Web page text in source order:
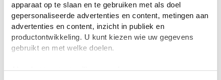
apparaat op te slaan en te gebruiken met als doel
gepersonaliseerde advertenties en content, metingen aan
advertenties en content, inzicht in publiek en
productontwikkeling. U kunt kiezen wie uw gegevens
gebruikt en met welke doelen.
Als u het toestaat, willen we ook graag:
Veelgestelde vragen over
Het jaar van de heks